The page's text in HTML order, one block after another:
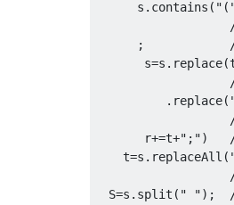
      s
. contains (
;
       s
=s . replace(
. replace(
       r
+=t+";")
    t
=s . replaceAll (
  S
=s . split ( " ");